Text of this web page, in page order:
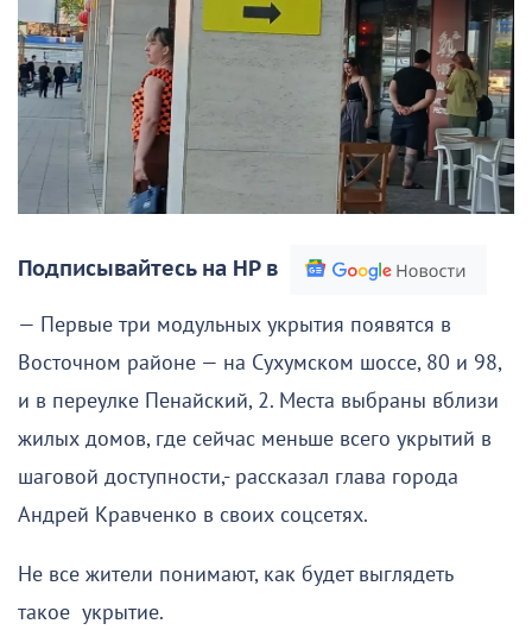
Подписывайтесь на НР в
— Первые три модульных укрытия появятся в
Восточном районе — на Сухумском шоссе, 80 и 98,
и в переулке Пенайский, 2. Места выбраны вблизи
жилых домов, где сейчас меньше всего укрытий в
шаговой доступности,- рассказал глава города
Андрей Кравченко в своих соцсетях.
Не все жители понимают, как будет выглядеть
такое укрытие.